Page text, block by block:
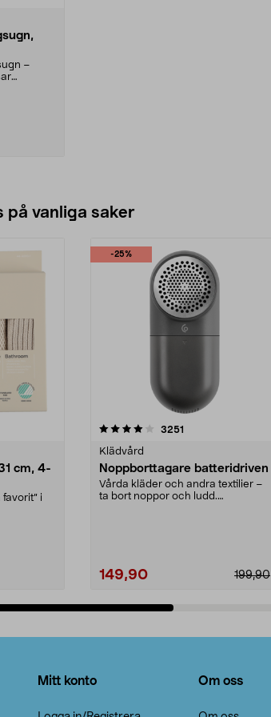
–
på vanliga saker
cm, 4-
i
-25%
3251
Klädvård
Noppborttagare batteridriven
Vårda kläder och andra textilier –
ta bort noppor och ludd.
199,90
149,90
4.5av 5 stjärnor
Mitt konto Om oss